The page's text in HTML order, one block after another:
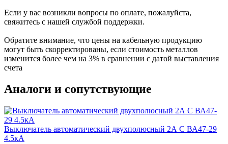
Если у вас возникли вопросы по оплате, пожалуйста,
свяжитесь с нашей службой поддержки.
Обратите внимание, что цены на кабельную продукцию
могут быть скорректированы, если стоимость металлов
изменится более чем на 3% в сравнении с датой выставления
счета
Аналоги и сопутствующие
Выключатель автоматический двухполюсный 2А С ВА47-29
4.5кА